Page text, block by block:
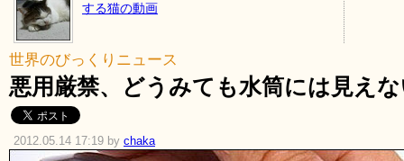
する猫の動画
世界のびっくりニュース
悪用厳禁、どうみても水筒には見え
2012.05.14 17:19 by chaka